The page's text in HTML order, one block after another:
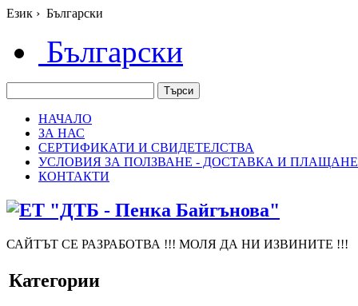
Език › Български
Български
НАЧАЛО
ЗА НАС
СЕРТИФИКАТИ И СВИДЕТЕЛСТВА
УСЛОВИЯ ЗА ПОЛЗВАНЕ - ДОСТАВКА И ПЛАЩАНЕ
КОНТАКТИ
САЙТЪТ СЕ РАЗРАБОТВА !!! МОЛЯ ДА НИ ИЗВИНИТЕ !!!
Категории